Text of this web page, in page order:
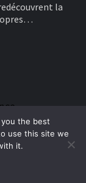
originales
:
la
sur
Sensible
the best
use this site we
it.